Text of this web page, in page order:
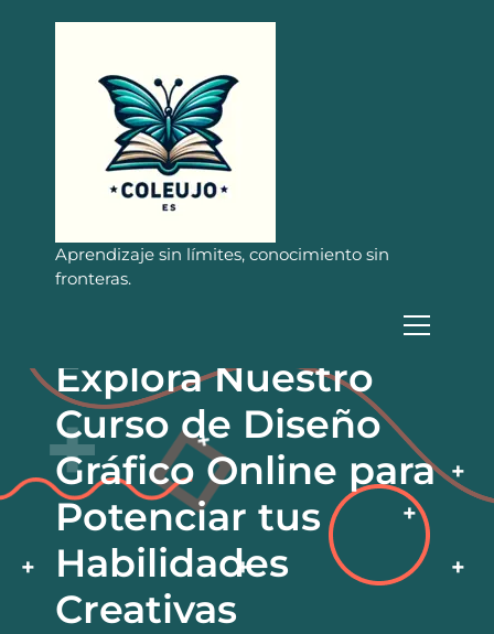
Aprendizaje sin límites, conocimiento sin
fronteras.
Explora Nuestro
Curso de Diseño
Gráfico Online para
Potenciar tus
Habilidades
Creativas